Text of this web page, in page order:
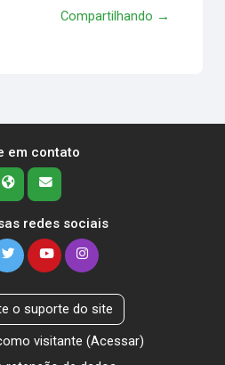
Compartilhando →
em contato
redes sociais
o suporte do site
visitante (Acessar)